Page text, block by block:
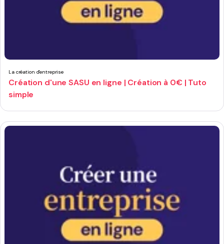
La création d'entreprise
Création d'une SASU en ligne | Création à 0€ | Tuto
simple